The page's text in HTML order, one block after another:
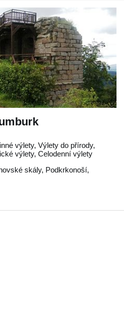
výlety, Výlety do přírody,
výlety, Celodenní výlety
skály, Podkrkonoší,